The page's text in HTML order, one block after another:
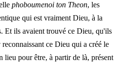
phoboumenoi ton Theon, les
qui est vraiment Dieu, à la
Et ils avaient trouvé ce Dieu, qu'ils
ce Dieu qui a créé le
lieu pour être, à partir de là, présent